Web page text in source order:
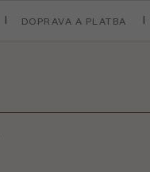
DOPRAVA A PLATBA